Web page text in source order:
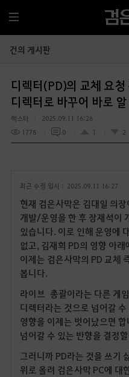
전
체
메
건의 게시판
디렉터(PD)의 교체 요
디렉터로 바꾸어 바로
랙스터
2025.09.11 16:26
1778
0 1 2
최근 수정 일시 : 2025.09.11 16:27
현재 검은사막은 김대일 의
개발/운영을 한 후 장재석이
있습니다. 이로 인해 운영에
없고, 김재희 PD의 영향 아
이제는 검은사막의 PD 교체
봅니다.
라이브 총괄이라는 다른 게
디렉터라는 것으로 넘어갈
영향을 이제는 벗어났으면
넘어갈 수 있는 반향을 결정
그러니까 PD라는 것을 쓰기
위로 올려 검은사막 PC에 대